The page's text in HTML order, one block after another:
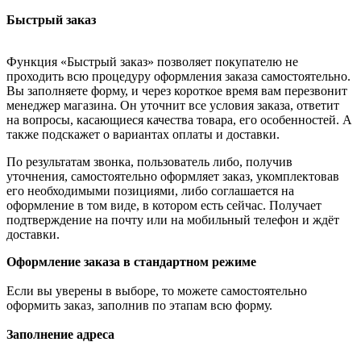
Быстрый заказ
Функция «Быстрый заказ» позволяет покупателю не
проходить всю процедуру оформления заказа самостоятельно.
Вы заполняете форму, и через короткое время вам перезвонит
менеджер магазина. Он уточнит все условия заказа, ответит
на вопросы, касающиеся качества товара, его особенностей. А
также подскажет о вариантах оплаты и доставки.
По результатам звонка, пользователь либо, получив
уточнения, самостоятельно оформляет заказ, укомплектовав
его необходимыми позициями, либо соглашается на
оформление в том виде, в котором есть сейчас. Получает
подтверждение на почту или на мобильный телефон и ждёт
доставки.
Оформление заказа в стандартном режиме
Если вы уверены в выборе, то можете самостоятельно
оформить заказ, заполнив по этапам всю форму.
Заполнение адреса